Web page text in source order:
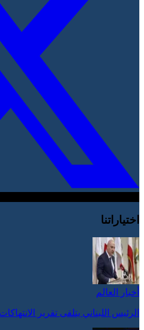
اختياراتنا
أخبار العالم
الرئيس اللبناني يتلقى تقرير